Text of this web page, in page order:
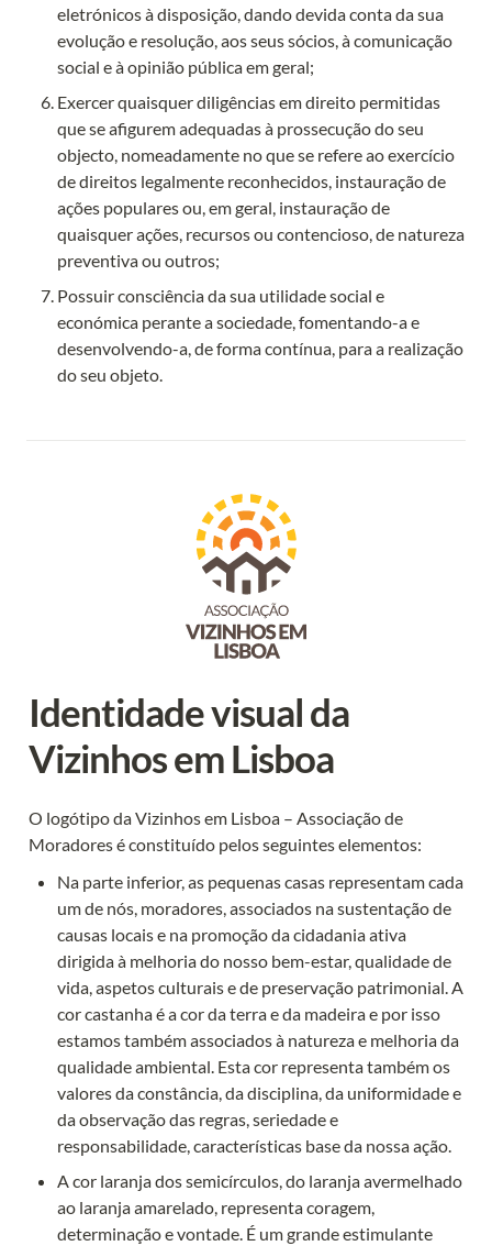
eletrónicos à disposição, dando devida conta da sua
evolução e resolução, aos seus sócios, à comunicação
social e à opinião pública em geral;
Exercer quaisquer diligências em direito permitidas
que se afigurem adequadas à prossecução do seu
objecto, nomeadamente no que se refere ao exercício
de direitos legalmente reconhecidos, instauração de
ações populares ou, em geral, instauração de
quaisquer ações, recursos ou contencioso, de natureza
preventiva ou outros;
Possuir consciência da sua utilidade social e
económica perante a sociedade, fomentando-a e
desenvolvendo-a, de forma contínua, para a realização
do seu objeto.
Identidade visual da
Vizinhos em Lisboa
O logótipo da Vizinhos em Lisboa – Associação de
Moradores é constituído pelos seguintes elementos:
Na parte inferior, as pequenas casas representam cada
um de nós, moradores, associados na sustentação de
causas locais e na promoção da cidadania ativa
dirigida à melhoria do nosso bem-estar, qualidade de
vida, aspetos culturais e de preservação patrimonial. A
cor castanha é a cor da terra e da madeira e por isso
estamos também associados à natureza e melhoria da
qualidade ambiental. Esta cor representa também os
valores da constância, da disciplina, da uniformidade e
da observação das regras, seriedade e
responsabilidade, características base da nossa ação.
A cor laranja dos semicírculos, do laranja avermelhado
ao laranja amarelado, representa coragem,
determinação e vontade. É um grande estimulante